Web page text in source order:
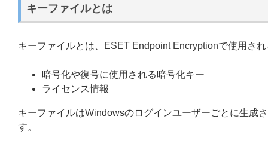
キーファイルとは
キーファイルとは、ESET Endpoint Encryptionで使用さ
暗号化や復号に使用される暗号化キー
ライセンス情報
キーファイルはWindowsのログインユーザーごとに生成
す。